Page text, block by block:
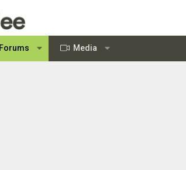
Forums Media